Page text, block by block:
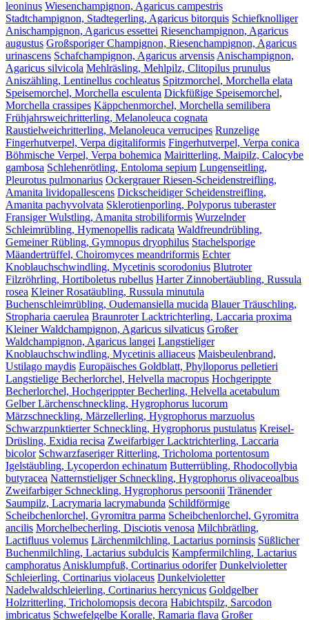
leoninus Wiesenchampignon, Agaricus campestris
Stadtchampignon, Stadtegerling, Agaricus bitorquis Schiefknolliger
Anischampignon, Agaricus essettei Riesenchampignon, Agaricus
augustus Großsporiger Champignon, Riesenchampignon, Agaricus
urinascens Schafchampignon, Agaricus arvensisAnischampignon,
Agaricus silvicola Mehlräsling, Mehlpilz, Clitopilus prunulus
Aniszähling, Lentinellus cochleatus Spitzmorchel, Morchella elata
Speisemorchel, Morchella esculenta Dickfüßige Speisemorchel,
Morchella crassipes Käppchenmorchel, Morchella semilibera
Frühjahrsweichritterling, Melanoleuca cognata
Raustielweichritterling, Melanoleuca verrucipes Runzelige
Fingerhutverpel, Verpa digitaliformis Fingerhutverpel, Verpa conica
Böhmische Verpel, Verpa bohemica Mairitterling, Maipilz, Calocybe
gambosa Schlehenrötling, Entoloma sepium Lungenseitling,
Pleurotus pulmonarius Ockergrauer Riesen-Scheidenstreifling,
Amanita lividopallescens Dickscheidiger Scheidenstreifling,
Amanita pachyvolvata Sklerotienporling, Polyporus tuberaster
Fransiger Wulstling, Amanita strobiliformis Wurzelnder
Schleimrübling, Hymenopellis radicata Waldfreundrübling,
Gemeiner Rübling, Gymnopus dryophilus Stachelsporige
Mäandertrüffel, Choiromyces meandriformis Echter
Knoblauchschwindling, Mycetinis scorodonius Blutroter
Filzröhrling, Hortiboletus rubellus Harter Zinnobertäubling, Russula
rosea Kleiner Rosatäubling, Russula minutula
Buchenschleimrübling, Oudemansiella mucida Blauer Träuschling,
Stropharia caerulea Braunroter Lacktrichterling, Laccaria proxima
Kleiner Waldchampignon, Agaricus silvaticus Großer
Waldchampignon, Agaricus langei Langstieliger
Knoblauchschwindling, Mycetinis alliaceus Maisbeulenbrand,
Ustilago maydis Europäisches Goldblatt, Phylloporus pelletieri
Langstielige Becherlorchel, Helvella macropus Hochgerippte
Becherlorchel, Hochgerippter Becherling, Helvella acetabulum
Gelber Lärchenschneckling, Hygrophorus lucorum
Märzschneckling, Märzellerling, Hygrophorus marzuolus
Schwarzpunktierter Schneckling, Hygrophorus pustulatus Kreisel-
Drüsling, Exidia recisa Zweifarbiger Lacktrichterling, Laccaria
bicolor Schwarzfaseriger Ritterling, Tricholoma portentosum
Igelstäubling, Lycoperdon echinatum Butterrübling, Rhodocollybia
butyracea Natternstieliger Schneckling, Hygrophorus olivaceoalbus
Zweifarbiger Schneckling, Hygrophorus persoonii Tränender
Saumpilz, Lacrymaria lacrymabunda Schildförmige
Scheibchenlorchel, Gyromitra parma Scheibchenlorchel, Gyromitra
ancilis Morchelbecherling, Disciotis venosa Milchbrätling,
Lactifluus volemus Lärchenmilchling, Lactarius porninsis Süßlicher
Buchenmilchling, Lactarius subdulcis Kampfermilchling, Lactarius
camphoratusAnisklumpfuß, Cortinarius odorifer Dunkelvioletter
Schleierling, Cortinarius violaceus Dunkelvioletter
Nadelwaldschleierling, Cortinarius hercynicus Goldgelber
Holzritterling, Tricholomopsis decora Habichtspilz, Sarcodon
imbricatus Schwefelgelbe Koralle, Ramaria flava Großer